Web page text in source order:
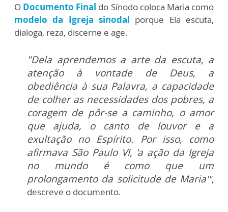
O Documento Final do Sínodo coloca Maria como
modelo da Igreja sinodal porque Ela escuta,
dialoga, reza, discerne e age.
"Dela aprendemos a arte da escuta, a
atenção à vontade de Deus, a
obediência à sua Palavra, a capacidade
de colher as necessidades dos pobres, a
coragem de pôr-se a caminho, o amor
que ajuda, o canto de louvor e a
exultação no Espírito. Por isso, como
afirmava São Paulo VI, 'a ação da Igreja
no mundo é como que um
prolongamento da solicitude de Maria'",
descreve o documento.